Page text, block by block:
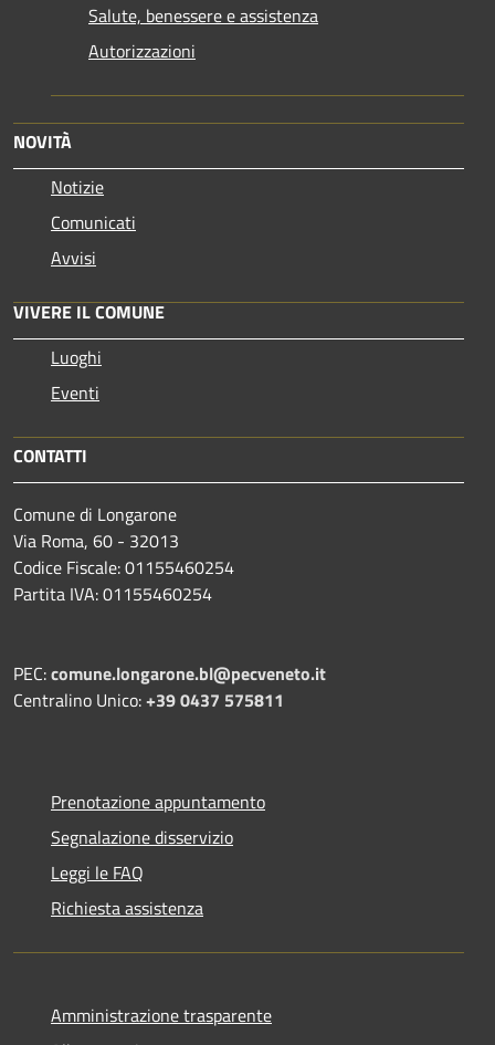
Salute, benessere e assistenza
Autorizzazioni
NOVITÀ
Notizie
Comunicati
Avvisi
VIVERE IL COMUNE
Luoghi
Eventi
CONTATTI
Comune di Longarone
Via Roma, 60 - 32013
Codice Fiscale: 01155460254
Partita IVA: 01155460254
PEC:comune.longarone.bl@pecveneto.it
Centralino Unico:+39 0437 575811
Prenotazione appuntamento
Segnalazione disservizio
Leggi le FAQ
Richiesta assistenza
Amministrazione trasparente